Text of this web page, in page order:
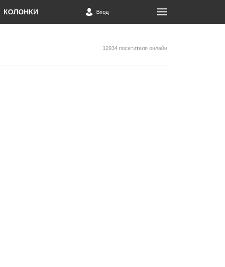
КОЛОНКИ Вход
12934 посетителя онлайн